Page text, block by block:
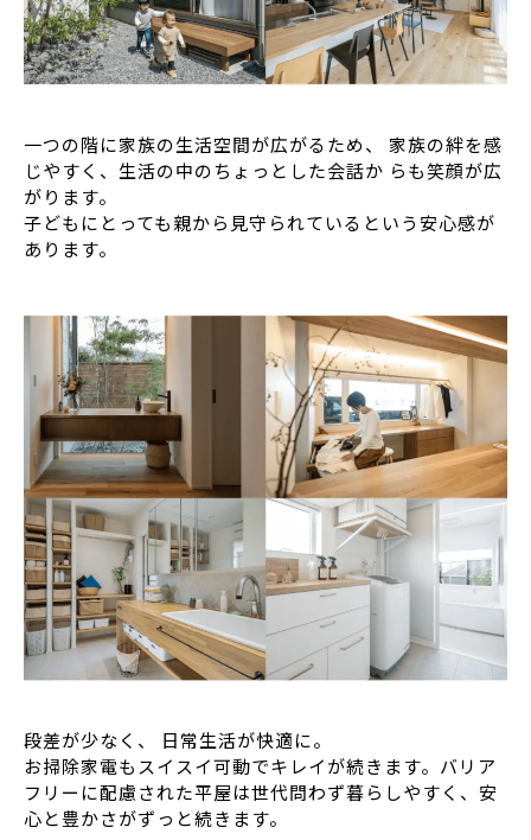
一つの階に家族の生活空間が広がるため、 家族の絆を感
じやすく、生活の中のちょっとした会話か らも笑顔が広
がります。
子どもにとっても親から見守られているという安心感が
あります。
段差が少なく、 日常生活が快適に。
お掃除家電もスイスイ可動でキレイが続きます。バリア
フリーに配慮された平屋は世代問わず暮らしやすく、安
心と豊かさがずっと続きます。